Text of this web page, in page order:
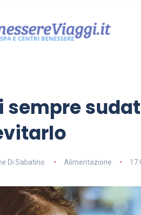
sempre
Di Sabatino Alimentazione 17